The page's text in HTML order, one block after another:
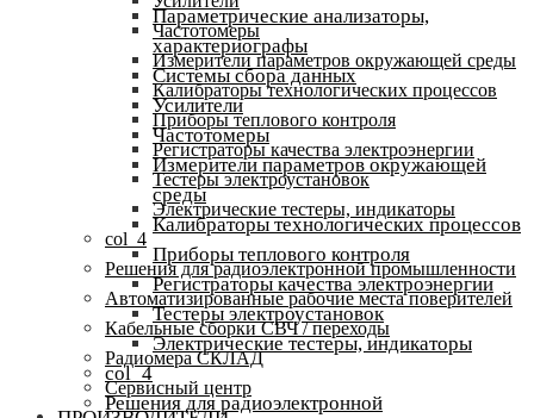
Частотомеры
Измерители параметров окружающей среды
Калибраторы технологических процессов
Приборы теплового контроля
Регистраторы качества электроэнергии
Тестеры электроустановок
Электрические тестеры, индикаторы
col_4
Решения для радиоэлектронной промышленности
Автоматизированные рабочие места поверителей
Кабельные сборки СВЧ / переходы
Радиомера СКЛАД
Сервисный центр
Параметрические анализаторы,
характериографы
Системы сбора данных
Усилители
Частотомеры
Измерители параметров окружающей
среды
Калибраторы технологических процессов
Приборы теплового контроля
Регистраторы качества электроэнергии
Тестеры электроустановок
Электрические тестеры, индикаторы
col_4
Решения для радиоэлектронной